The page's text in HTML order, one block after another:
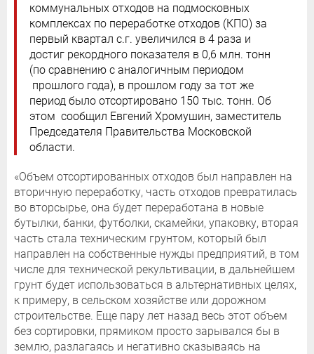
коммунальных отходов на подмосковных
комплексах по переработке отходов (КПО) за
первый квартал с.г. увеличился в 4 раза и
достиг рекордного показателя в 0,6 млн. тонн
(по сравнению с аналогичным периодом
прошлого года), в прошлом году за тот же
период было отсортировано 150 тыс. тонн. Об
этом сообщил Евгений Хромушин, заместитель
Председателя Правительства Московской
области.
«Объем отсортированных отходов был направлен на
вторичную переработку, часть отходов превратилась
во вторсырье, она будет переработана в новые
бутылки, банки, футболки, скамейки, упаковку, вторая
часть стала техническим грунтом, который был
направлен на собственные нужды предприятий, в том
числе для технической рекультивации, в дальнейшем
грунт будет использоваться в альтернативных целях,
к примеру, в сельском хозяйстве или дорожном
строительстве. Еще пару лет назад весь этот объем
без сортировки, прямиком просто зарывался бы в
землю, разлагаясь и негативно сказываясь на